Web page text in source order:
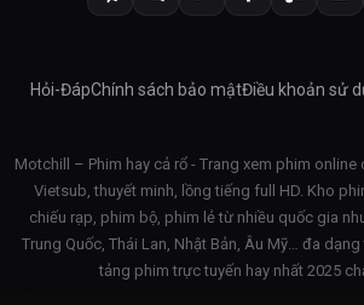
Hỏi-ĐápChính sách bảo mậtĐiều khoản sử
Motchill – Phim hay cả rổ - Trang xem phim
Vietsub, thuyết minh, lồng tiếng full HD. Kho
chiếu rạp, phim bộ, phim lẻ từ nhiều quốc gia
Trung Quốc, Thái Lan, Nhật Bản, Âu Mỹ… đa
tảng phim trực tuyến hay nhất 2025